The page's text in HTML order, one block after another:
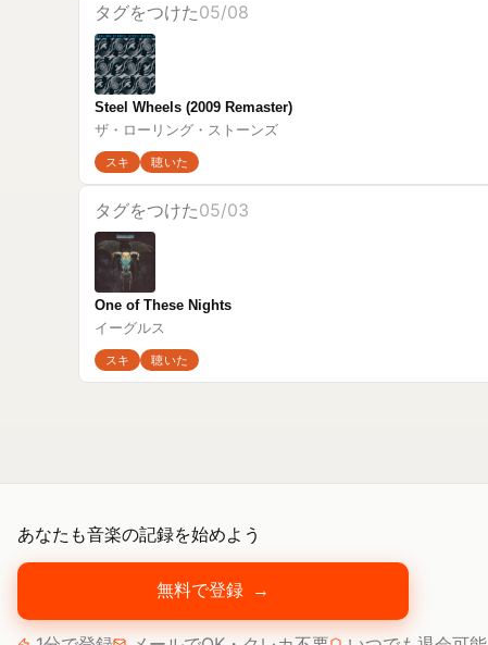
タグをつけた05/08
Steel Wheels (2009 Remaster)
ザ・ローリング・ストーンズ
スキ 聴いた
タグをつけた05/03
One of These Nights
イーグルス
スキ 聴いた
あなたも音楽の記録を始めよう
無料で登録 →